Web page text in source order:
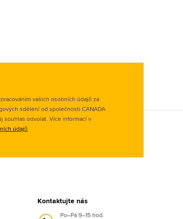
vašich osobních údajů za
sdělení od společnosti CANADA
souhlas odvolat. Více informací v
údajů.
Kontaktujte nás
Po–Pá 9–15 hod.